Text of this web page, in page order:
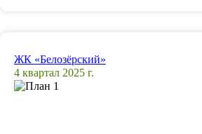
ЖК «Белозёрский»
4 квартал 2025 г.